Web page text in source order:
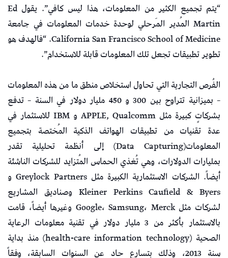
“يتم تجميع الكثير من المعلومات، هذا ليس كافي”. يقول Ed
Martin المُدير المَرحلي لوحدة خدمات المعلومات في جامعة
California San Francisco School of Medicine. “فالهدف هو
تطوير تطبيقات تجعل تلك المعلومات قابلة للاستخدام”.
الفُرص التجارية التي تحاول استخلاص منطق ما من هذه المعلومات
– بميزانية تتراوح بين 300 و 450 مليار دولار في السنة – تدفع
بشركاتٍ كبيرة مثل APPLE, Qualcomm و IBM للاستثمار في
عدة تقنيات من تطبيقات الهواتف الذكية المُختصة بتجميع
المعلومات(Data Capturing) إلى أنظمة تحليلية تقدر
بمليارات الدولارات، وهي تُغذي الحماس المُتزايد للشركات الناشئة
أيضاً. الشركات الاستثمارية الكبيرة مثل Greylock Partners و
Kleiner Perkins Caufield & Byers وصناديق المشاريع
لشركات مثل Google، Samsung، Merck وغيرها أيضاً، قامت
بالاستثمار بأكثر من 3 مليار دولار في تقنية معلومات الرعاية
الصحية (health-care information technology) منذ بداية
سنة 2013، وذلك بتسارعٍ حاد عن السنوات السابقة، وفقاً